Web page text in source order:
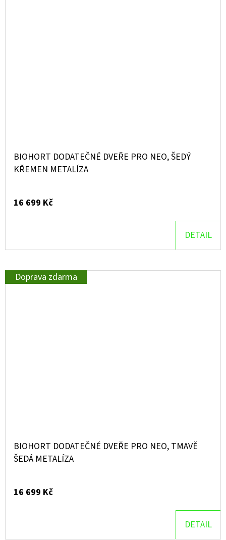
BIOHORT DODATEČNÉ DVEŘE PRO NEO, ŠEDÝ
KŘEMEN METALÍZA
16 699 Kč
DETAIL
Doprava zdarma
BIOHORT DODATEČNÉ DVEŘE PRO NEO, TMAVĚ
ŠEDÁ METALÍZA
16 699 Kč
DETAIL